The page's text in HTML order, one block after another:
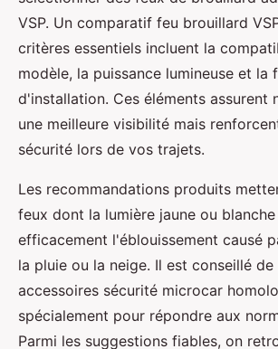
VSP. Un comparatif feu brouillard
critères essentiels incluent la
modèle, la puissance lumineuse et la
d'installation. Ces éléments assurent
une meilleure visibilité mais
sécurité lors de vos trajets.
Les recommandations produits
feux dont la lumière jaune ou
efficacement l'éblouissement causé
la pluie ou la neige. Il est conseillé
accessoires sécurité microcar
spécialement pour répondre aux
Parmi les suggestions fiables, on